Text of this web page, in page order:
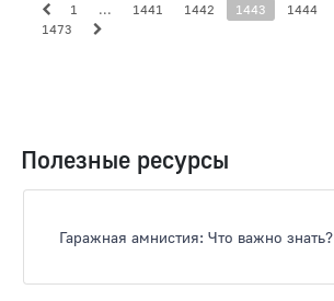
1 ... 1441 1442 1443 1444
1473
Полезные ресурсы
Гаражная амнистия: Что важно знать?